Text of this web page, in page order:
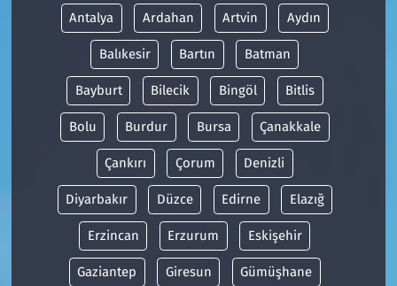
Antalya Ardahan Artvin Aydın
Balıkesir Bartın Batman
Bayburt Bilecik Bingöl Bitlis
Bolu Burdur Bursa Çanakkale
Çankırı Çorum Denizli
Diyarbakır Düzce Edirne Elazığ
Erzincan Erzurum Eskişehir
Gaziantep Giresun Gümüşhane